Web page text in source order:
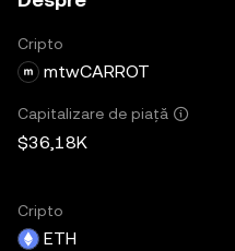
Cripto
mtwCARROT
Capitalizare de piață
$36,18K
Cripto
ETH